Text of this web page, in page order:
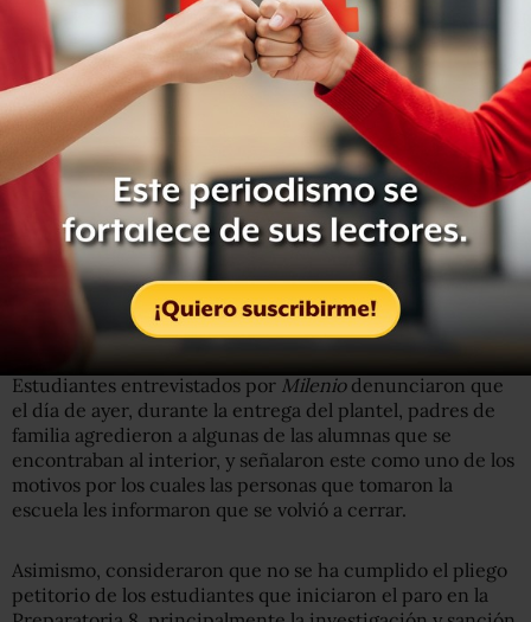
#ENVIVO| Encapuchados vuelven a tomar Prepa 8 de la
UNAM en #CdMx
Síguelo por#Periscope https://t.co/gQAkug08E9
— Milenio Televisión (@mileniotv)February 12, 2020
Estudiantes entrevistados por Mileniodenunciaron que
el día de ayer, durante la entrega del plantel, padres de
familia agredieron a algunas de las alumnas que se
encontraban al interior, y señalaron este como uno de los
motivos por los cuales las personas que tomaron la
escuela les informaron que se volvió a cerrar.
Asimismo, consideraron que no se ha cumplido el pliego
petitorio de los estudiantes que iniciaron el paro en la